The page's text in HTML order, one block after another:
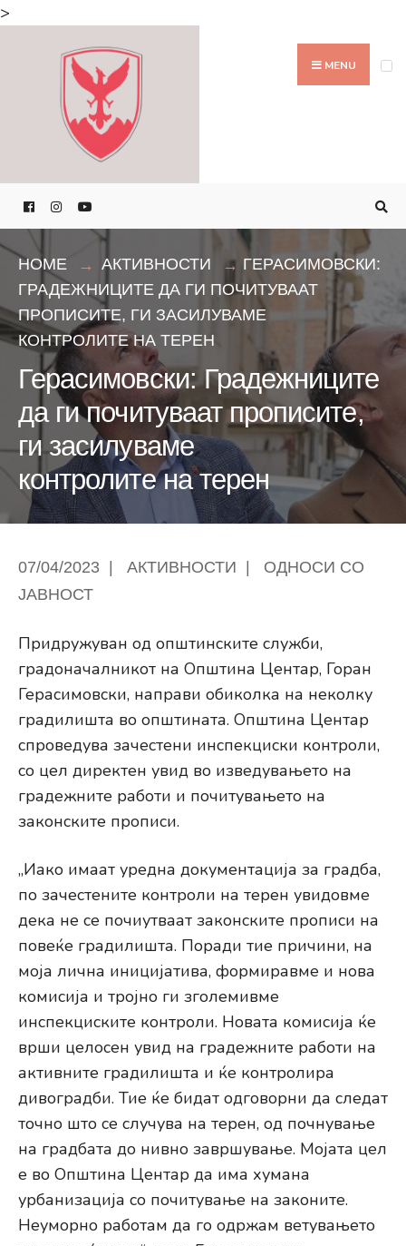
>
MENU
HOME АКТИВНОСТИ
ГЕРАСИМОВСКИ:
ГРАДЕЖНИЦИТЕ ДА ГИ ПОЧИТУВААТ
ПРОПИСИТЕ, ГИ ЗАСИЛУВАМЕ
КОНТРОЛИТЕ НА ТЕРЕН
Герасимовски: Градежниците
да ги почитуваат прописите,
ги засилуваме
контролите на терен
07/04/2023 АКТИВНОСТИ
ОДНОСИ СО
ЈАВНОСТ
Придружуван од општинските служби,
градоначалникот на Општина Центар, Горан
Герасимовски, направи обиколка на неколку
градилишта во општината. Општина Центар
спроведува зачестени инспекциски контроли,
со цел директен увид во изведувањето на
градежните работи и почитувањето на
законските прописи.
„Иако имаат уредна документација за градба,
по зачестените контроли на терен увидовме
дека не се почиутваат законските прописи на
повеќе градилишта. Поради тие причини, на
моја лична иницијатива, формиравме и нова
комисија и тројно ги зголемивме
инспекциските контроли. Новата комисија ќе
врши целосен увид на градежните работи на
активните градилишта и ќе контролира
дивоградби. Тие ќе бидат одговорни да следат
точно што се случува на терен, од почнување
на градбата до нивно завршување. Мојата цел
е во Општина Центар да има хумана
урбанизација со почитување на законите.
Неуморно работам да го одржам ветувањето